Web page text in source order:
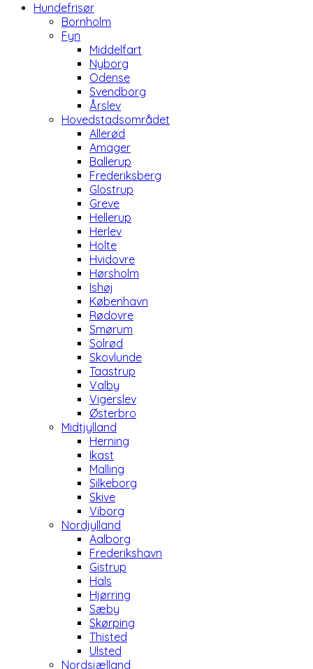
Hundefrisør
Bornholm
Fyn
Middelfart
Nyborg
Odense
Svendborg
Årslev
Hovedstadsområdet
Allerød
Amager
Ballerup
Frederiksberg
Glostrup
Greve
Hellerup
Herlev
Holte
Hvidovre
Hørsholm
Ishøj
København
Rødovre
Smørum
Solrød
Skovlunde
Taastrup
Valby
Vigerslev
Østerbro
Midtjylland
Herning
Ikast
Malling
Silkeborg
Skive
Viborg
Nordjylland
Aalborg
Frederikshavn
Gistrup
Hals
Hjørring
Sæby
Skørping
Thisted
Ulsted
Nordsjælland